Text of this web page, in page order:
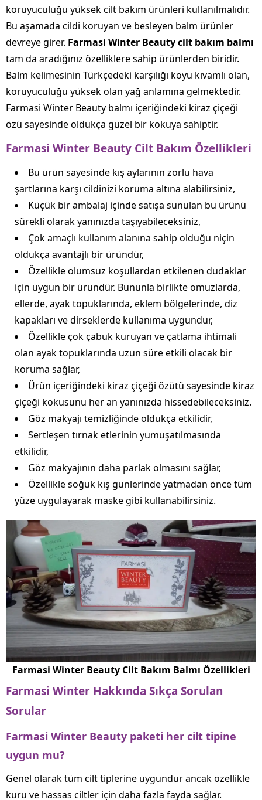
koruyuculuğu yüksek cilt bakım ürünleri kullanılmalıdır.
Bu aşamada cildi koruyan ve besleyen balm ürünler
devreye girer. Farmasi Winter Beauty cilt bakım balmı
tam da aradığınız özelliklere sahip ürünlerden biridir.
Balm kelimesinin Türkçedeki karşılığı koyu kıvamlı olan,
koruyuculuğu yüksek olan yağ anlamına gelmektedir.
Farmasi Winter Beauty balmı içeriğindeki kiraz çiçeği
özü sayesinde oldukça güzel bir kokuya sahiptir.
Farmasi Winter Beauty Cilt Bakım Özellikleri
Bu ürün sayesinde kış aylarının zorlu hava
şartlarına karşı cildinizi koruma altına alabilirsiniz,
Küçük bir ambalaj içinde satışa sunulan bu ürünü
sürekli olarak yanınızda taşıyabileceksiniz,
Çok amaçlı kullanım alanına sahip olduğu niçin
oldukça avantajlı bir üründür,
Özellikle olumsuz koşullardan etkilenen dudaklar
için uygun bir üründür. Bununla birlikte omuzlarda,
ellerde, ayak topuklarında, eklem bölgelerinde, diz
kapakları ve dirseklerde kullanıma uygundur,
Özellikle çok çabuk kuruyan ve çatlama ihtimali
olan ayak topuklarında uzun süre etkili olacak bir
koruma sağlar,
Ürün içeriğindeki kiraz çiçeği özütü sayesinde kiraz
çiçeği kokusunu her an yanınızda hissedebileceksiniz.
Göz makyajı temizliğinde oldukça etkilidir,
Sertleşen tırnak etlerinin yumuşatılmasında
etkilidir,
Göz makyajının daha parlak olmasını sağlar,
Özellikle soğuk kış günlerinde yatmadan önce tüm
yüze uygulayarak maske gibi kullanabilirsiniz.
Farmasi Winter Beauty Cilt Bakım Balmı Özellikleri
Farmasi Winter Hakkında Sıkça Sorulan
Sorular
Farmasi Winter Beauty paketi her cilt tipine
uygun mu?
Genel olarak tüm cilt tiplerine uygundur ancak özellikle
kuru ve hassas ciltler için daha fazla fayda sağlar.